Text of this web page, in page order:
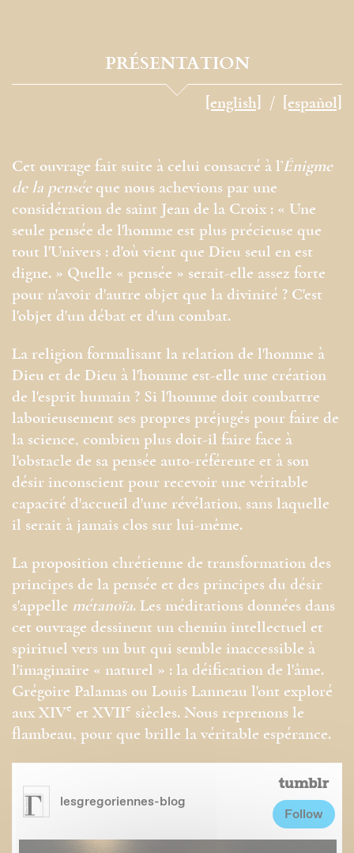
PRÉSENTATION
[english] [español]
Cet ouvrage fait suite à celui consacré à l’Énigme
de la penséeque nous achevions par une
considération de saint Jean de la Croix : « Une
seule pensée de l'homme est plus précieuse que
tout l'Univers : d'où vient que Dieu seul en est
digne. » Quelle « pensée » serait-elle assez forte
pour n'avoir d'autre objet que la divinité ? C'est
l'objet d'un débat et d'un combat.
La religion formalisant la relation de l'homme à
Dieu et de Dieu à l'homme est-elle une création
de l'esprit humain ? Si l'homme doit combattre
laborieusement ses propres préjugés pour faire de
la science, combien plus doit-il faire face à
l'obstacle de sa pensée auto-référente et à son
désir inconscient pour recevoir une véritable
capacité d'accueil d'une révélation, sans laquelle
il serait à jamais clos sur lui-même.
La proposition chrétienne de transformation des
principes de la pensée et des principes du désir
s'appelle métanoïa. Les méditations données dans
cet ouvrage dessinent un chemin intellectuel et
spirituel vers un but qui semble inaccessible à
l'imaginaire « naturel » : la déification de l'âme.
Grégoire Palamas ou Louis Lanneau l'ont exploré
aux XIVe et XVIIe siècles. Nous reprenons le
flambeau, pour que brille la véritable espérance.